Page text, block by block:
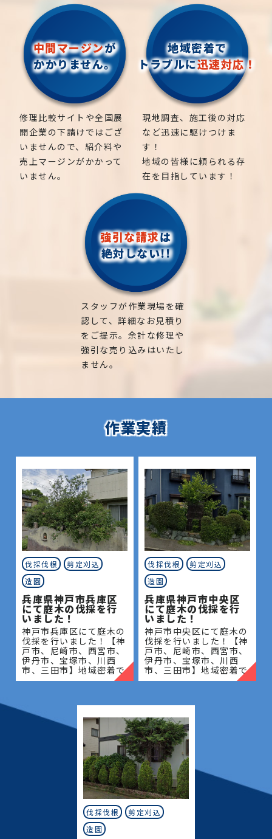
中間マージンが
かかりません。
修理比較サイトや全国展
開企業の下請けではござ
いませんので、紹介料や
売上マージンがかかって
いません。
地域密着で
トラブルに迅速対応！
現地調査、施工後の対応
など迅速に駆けつけま
す！
地域の皆様に頼られる存
在を目指しています！
強引な請求は
絶対しない!!
スタッフが作業現場を確
認して、詳細なお見積り
をご提示。余計な修理や
強引な売り込みはいたし
ません。
作業実績
伐採伐根
剪定刈込
造園
兵庫県神戸市兵庫区
にて庭木の伐採を行
いました！
神戸市兵庫区にて庭木の
伐採を行いました！【神
戸市、尼崎市、西宮市、
伊丹市、宝塚市、川西
市、三田市】地域密着で
伐採・抜根・剪定・草刈
当社にご相談ください！
当社
伐採伐根
剪定刈込
造園
兵庫県神戸市中央区
にて庭木の伐採を行
いました！
神戸市中央区にて庭木の
伐採を行いました！【神
戸市、尼崎市、西宮市、
伊丹市、宝塚市、川西
市、三田市】地域密着で
伐採・抜根・剪定・草刈
当社にご相談ください！
当社
伐採伐根
剪定刈込
造園